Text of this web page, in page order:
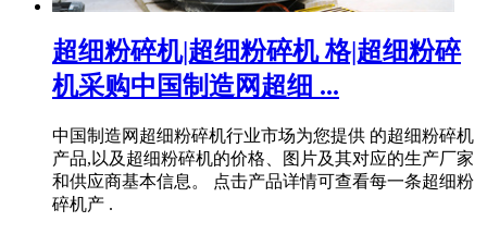
超细粉碎机|超细粉碎机 格|超细粉碎
机采购中国制造网超细 ...
中国制造网超细粉碎机行业市场为您提供 的超细粉碎机
产品,以及超细粉碎机的价格、图片及其对应的生产厂家
和供应商基本信息。 点击产品详情可查看每一条超细粉
碎机产 .